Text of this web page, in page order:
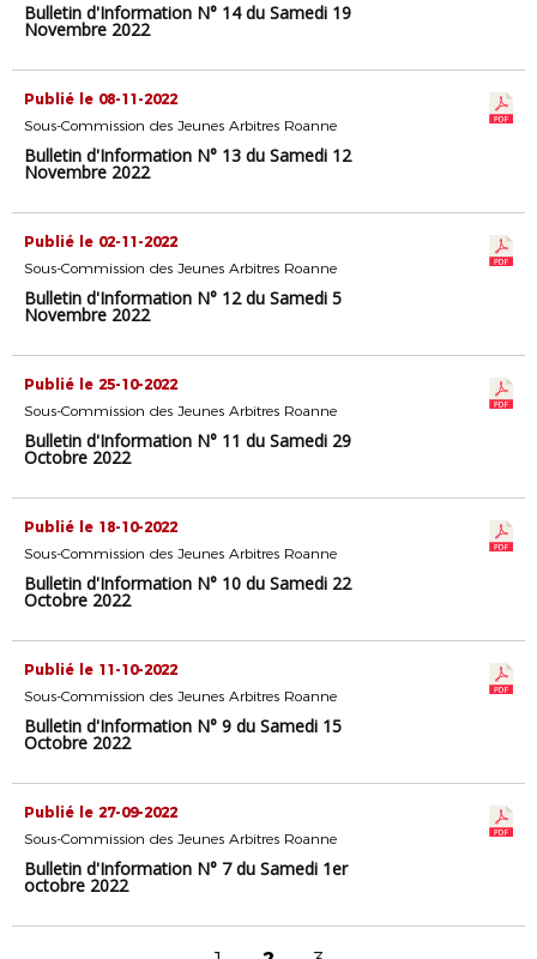
Bulletin d'Information N° 14 du Samedi 19
Novembre 2022
Publié le 08-11-2022
Sous-Commission des Jeunes Arbitres Roanne
Bulletin d'Information N° 13 du Samedi 12
Novembre 2022
Publié le 02-11-2022
Sous-Commission des Jeunes Arbitres Roanne
Bulletin d'Information N° 12 du Samedi 5
Novembre 2022
Publié le 25-10-2022
Sous-Commission des Jeunes Arbitres Roanne
Bulletin d'Information N° 11 du Samedi 29
Octobre 2022
Publié le 18-10-2022
Sous-Commission des Jeunes Arbitres Roanne
Bulletin d'Information N° 10 du Samedi 22
Octobre 2022
Publié le 11-10-2022
Sous-Commission des Jeunes Arbitres Roanne
Bulletin d'Information N° 9 du Samedi 15
Octobre 2022
Publié le 27-09-2022
Sous-Commission des Jeunes Arbitres Roanne
Bulletin d'Information N° 7 du Samedi 1er
octobre 2022